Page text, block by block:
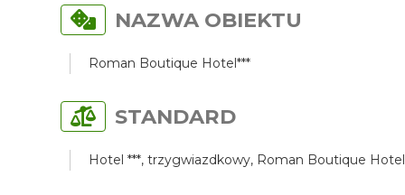
NAZWA OBIEKTU
Roman Boutique Hotel***
STANDARD
Hotel ***, trzygwiazdkowy, Roman Boutique